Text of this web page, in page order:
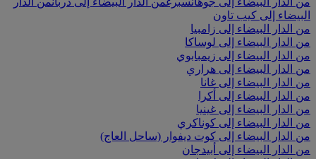
البيضاء إلى كيب تاون
من الدار البيضاء إلى زامبيا
من الدار البيضاء إلى لوساكا
من الدار البيضاء إلى زيمبابوي
من الدار البيضاء إلى هراري
من الدار البيضاء إلى غانا
من الدار البيضاء إلى أكرا
من الدار البيضاء إلى غينيا
من الدار البيضاء إلى كوناكري
من الدار البيضاء إلى كوت ديفوار (ساحل العاج)
من الدار البيضاء إلى أبيدجان